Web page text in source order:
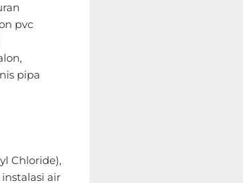
pvc
pipa
Chloride),
air